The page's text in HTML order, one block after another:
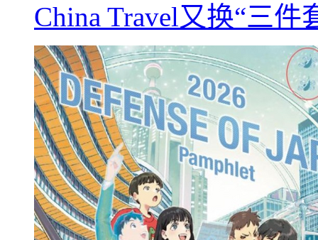
China Travel又换“三